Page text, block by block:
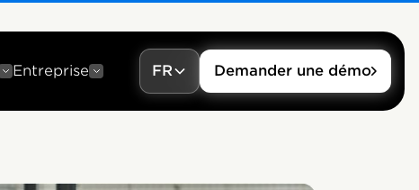
Entreprise FR Demander une démo